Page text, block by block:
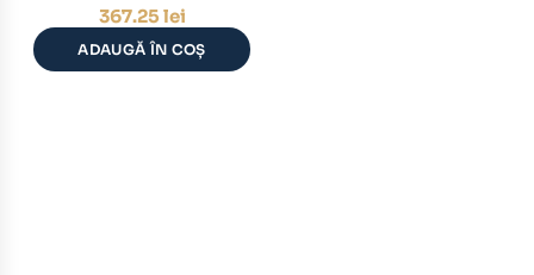
367.25 lei
ADAUGĂ ÎN COȘ